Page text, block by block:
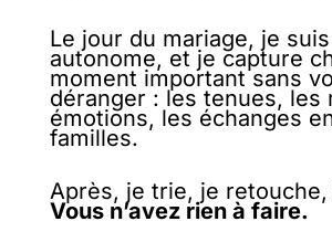
Le jour du mariage, je
autonome, et je capture
moment important sans
déranger : les tenues, les
émotions, les échanges
familles.
Après, je trie, je
Vous n’avez rien à faire.